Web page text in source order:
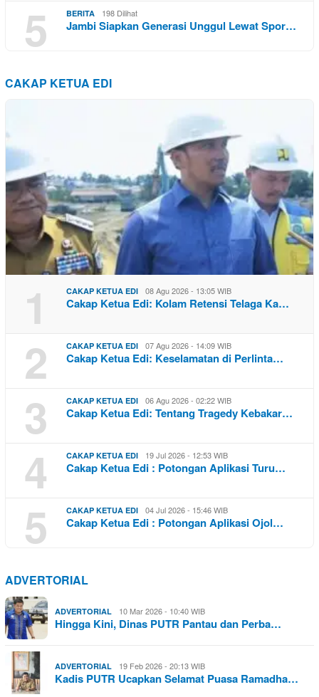
5
BERITA 198 Dilihat
Jambi Siapkan Generasi Unggul Lewat Spor…
CAKAP KETUA EDI
1 CAKAP KETUA EDI 08 Agu 2026 - 13:05 WIB
Cakap Ketua Edi: Kolam Retensi Telaga Ka…
2 CAKAP KETUA EDI 07 Agu 2026 - 14:09 WIB
Cakap Ketua Edi: Keselamatan di Perlinta…
3 CAKAP KETUA EDI 06 Agu 2026 - 02:22 WIB
Cakap Ketua Edi: Tentang Tragedy Kebakar…
4 CAKAP KETUA EDI 19 Jul 2026 - 12:53 WIB
Cakap Ketua Edi : Potongan Aplikasi Turu…
5 CAKAP KETUA EDI 04 Jul 2026 - 15:46 WIB
Cakap Ketua Edi : Potongan Aplikasi Ojol…
ADVERTORIAL
ADVERTORIAL 10 Mar 2026 - 10:40 WIB
Hingga Kini, Dinas PUTR Pantau dan Perba…
ADVERTORIAL 19 Feb 2026 - 20:13 WIB
Kadis PUTR Ucapkan Selamat Puasa Ramadha…